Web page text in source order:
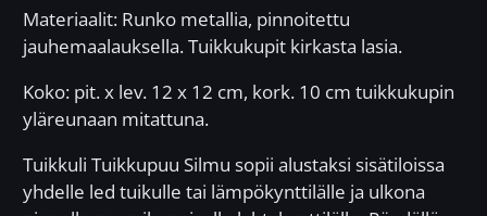
Materiaalit: Runko metallia, pinnoitettu
jauhemaalauksella. Tuikkukupit kirkasta lasia.
Koko: pit. x lev. 12 x 12 cm, kork. 10 cm tuikkukupin
yläreunaan mitattuna.
Tuikkuli Tuikkupuu Silmu sopii alustaksi sisätiloissa
yhdelle led tuikulle tai lämpökynttilälle ja ulkona